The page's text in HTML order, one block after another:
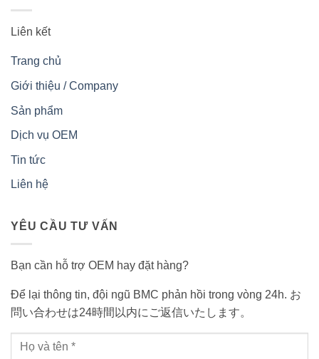
Liên kết
Trang chủ
Giới thiệu / Company
Sản phẩm
Dịch vụ OEM
Tin tức
Liên hệ
YÊU CẦU TƯ VẤN
Bạn cần hỗ trợ OEM hay đặt hàng?
Để lại thông tin, đội ngũ BMC phản hồi trong vòng 24h. お
問い合わせは24時間以内にご返信いたします。